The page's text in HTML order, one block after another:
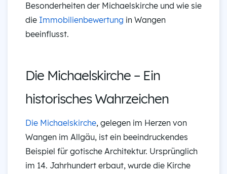
Besonderheiten der Michaelskirche und wie sie
die Immobilienbewertung in Wangen
beeinflusst.
Die Michaelskirche – Ein
historisches Wahrzeichen
Die Michaelskirche, gelegen im Herzen von
Wangen im Allgäu, ist ein beeindruckendes
Beispiel für gotische Architektur. Ursprünglich
im 14. Jahrhundert erbaut, wurde die Kirche